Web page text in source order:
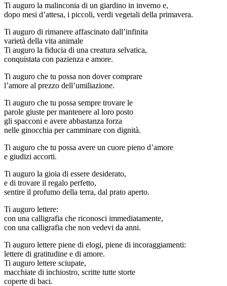
Ti auguro la malinconia di un giardino in inverno e,
dopo mesi d’attesa, i piccoli, verdi vegetali della primavera.
Ti auguro di rimanere affascinato dall’infinita
varietà della vita animale
Ti auguro la fiducia di una creatura selvatica,
conquistata con pazienza e amore.
Ti auguro che tu possa non dover comprare
l’amore al prezzo dell’umiliazione.
Ti auguro che tu possa sempre trovare le
parole giuste per mantenere al loro posto
gli spacconi e avere abbastanza forza
nelle ginocchia per camminare con dignità.
Ti auguro che tu possa avere un cuore pieno d’amore
e giudizi accorti.
Ti auguro la gioia di essere desiderato,
e di trovare il regalo perfetto,
sentire il profumo della terra, dal prato aperto.
Ti auguro lettere:
con una calligrafia che riconosci immediatamente,
con una calligrafia che non vedevi da anni.
Ti auguro lettere piene di elogi, piene di incoraggiamenti:
lettere di gratitudine e di amore.
Ti auguro lettere sciupate,
macchiate di inchiostro, scritte tutte storte
coperte di baci.